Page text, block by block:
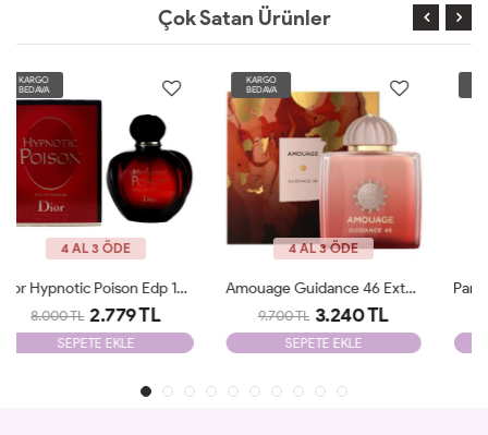
Çok Satan Ürünler
4 AL 3 ÖDE
9.700 TL 3.240 TL
SEPETE EKLE
BEDAVA
4 AL 3 ÖDE
8.700 TL 2.500 TL
SEPETE EKLE